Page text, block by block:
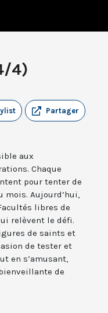
4)
Partager
aux
Chaque
pour tenter de
mois. Aujourd’hui,
libres de
relèvent le défi.
de saints et
de tester et
en s’amusant,
de